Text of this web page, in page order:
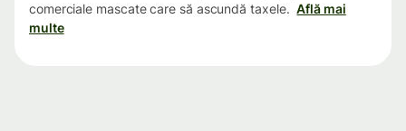
comerciale mascate care să ascundă taxele. Află mai
multe